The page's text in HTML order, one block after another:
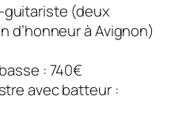
(deux
d’honneur à Avignon)
: 740€
avec batteur :